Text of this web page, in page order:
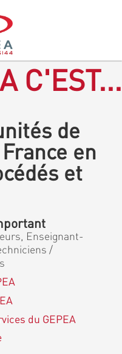
C'EST...
de
en
et
Enseignant-
/
du GEPEA